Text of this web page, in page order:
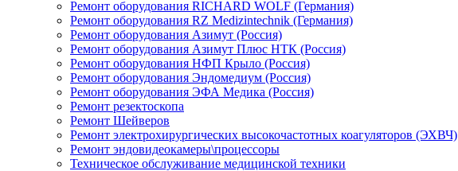
Ремонт оборудования RICHARD WOLF (Германия)
Ремонт оборудования RZ Medizintechnik (Германия)
Ремонт оборудования Азимут (Россия)
Ремонт оборудования Азимут Плюс НТК (Россия)
Ремонт оборудования НФП Крыло (Россия)
Ремонт оборудования Эндомедиум (Россия)
Ремонт оборудования ЭФА Медика (Россия)
Ремонт резектоскопа
Ремонт Шейверов
Ремонт электрохирургических высокочастотных коагуляторов (ЭХВЧ)
Ремонт эндовидеокамеры\процессоры
Техническое обслуживание медицинской техники